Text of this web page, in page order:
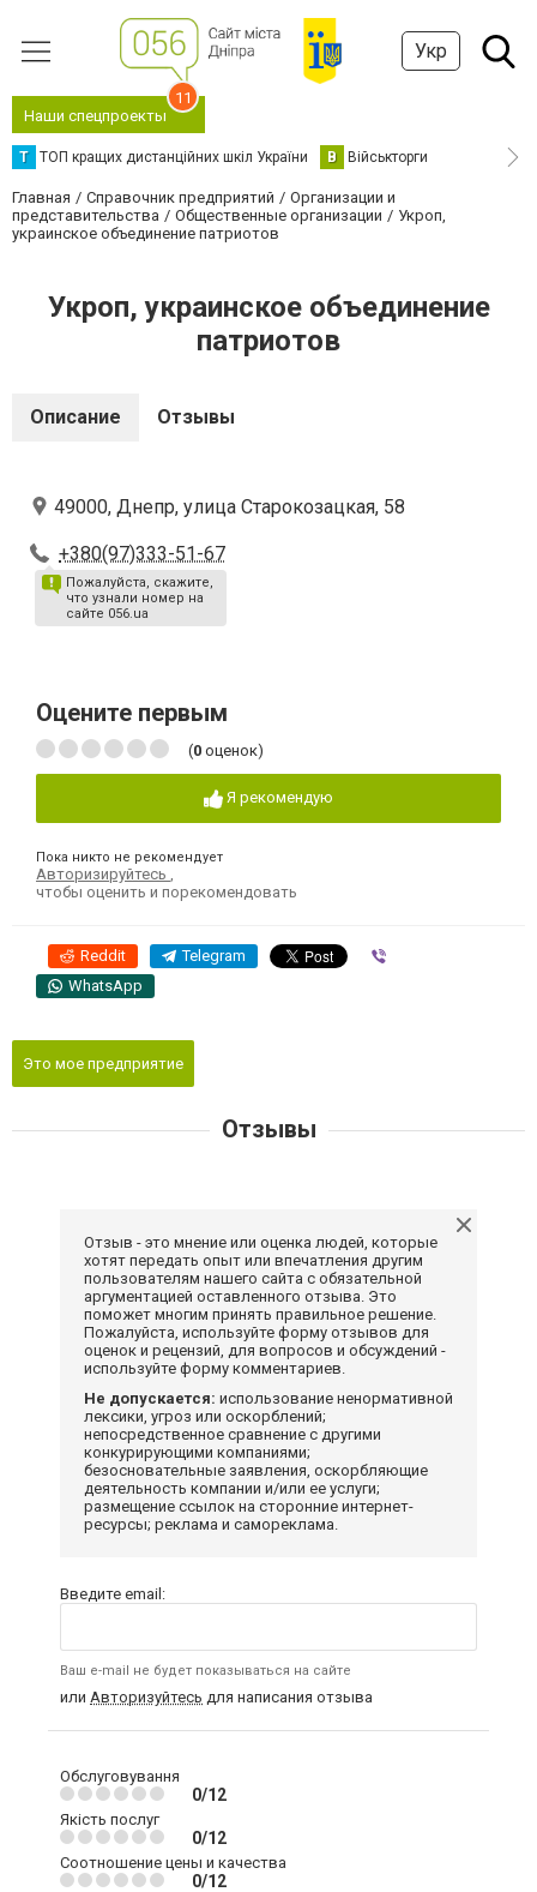
Укр
Наши спецпроекты
11
Т ТОП кращих дистанційних шкіл України В Військторги
Главная Справочник предприятий
Организации и
представительства
Общественные организации
Укроп,
украинское объединение патриотов
Укроп, украинское объединение
патриотов
Описание Отзывы
49000, Днепр, улица Старокозацкая, 58
+380(97)333-51-67
Пожалуйста, скажите,
что узнали номер на
сайте 056.ua
Оцените первым
(0 оценок)
Я рекомендую
Пока никто не рекомендует
Авторизируйтесь
чтобы оценить и порекомендовать
Reddit Telegram
WhatsApp
Это мое предприятие
Отзывы
Отзыв - это мнение или оценка людей, которые
хотят передать опыт или впечатления другим
пользователям нашего сайта с обязательной
аргументацией оставленного отзыва. Это
поможет многим принять правильное решение.
Пожалуйста, используйте форму отзывов для
оценок и рецензий, для вопросов и обсуждений -
используйте форму комментариев.
Не допускается: использование ненормативной
лексики, угроз или оскорблений;
непосредственное сравнение с другими
конкурирующими компаниями;
безосновательные заявления, оскорбляющие
деятельность компании и/или ее услуги;
размещение ссылок на сторонние интернет-
ресурсы; реклама и самореклама.
Введите email:
Ваш e-mail не будет показываться на сайте
или Авторизуйтесь для написания отзыва
Обслуговування
0/12
Якість послуг
0/12
Соотношение цены и качества
0/12